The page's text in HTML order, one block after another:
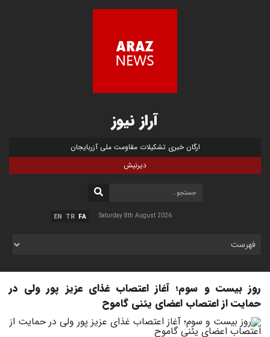
آراز نیوز
ارگان خبری تشکیلات مقاومت ملی آزربایجان
دیرنیش
FA
TR
EN Saturday 8th August 2026
روز بیست و سوم؛ آغاز اعتصاب غذای عزیز پور ولی در
حمایت از اعتصاب اعضای یئنی گاموح